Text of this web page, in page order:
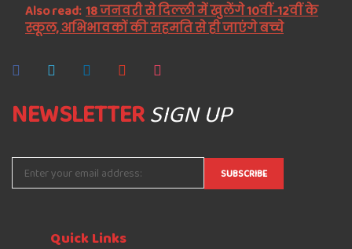
Also read: 18 जनवरी से दिल्ली में खुलेंगे 10वीं-12वीं के
स्कूल, अभिभावकों की सहमति से ही जाएंगे बच्चे
NEWSLETTERSIGN UP
QuickLinks